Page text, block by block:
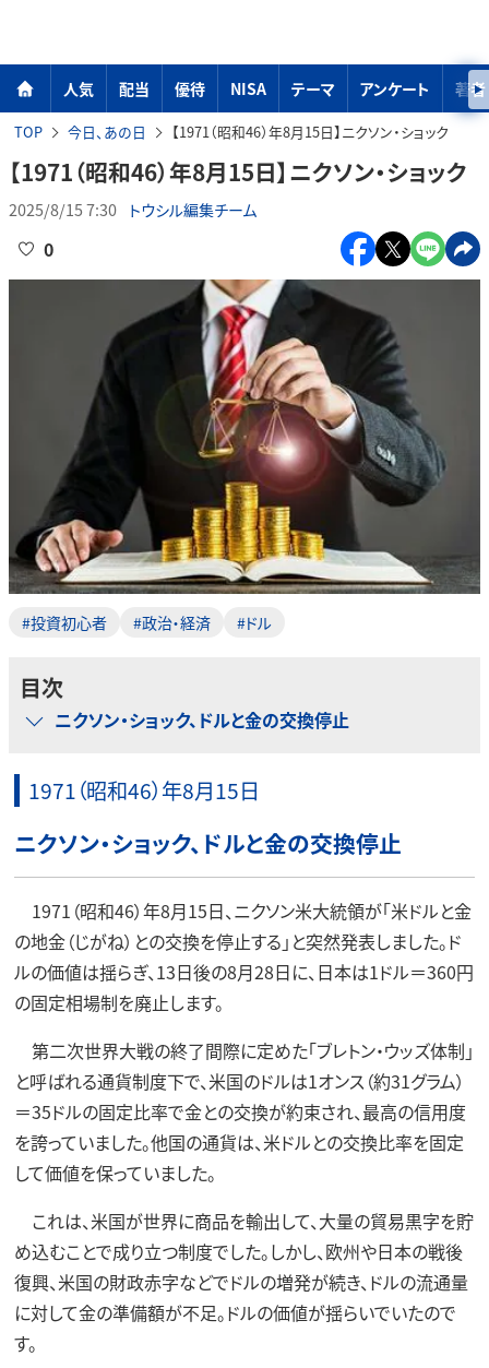
人気 配当 優待 NISA テーマ アンケート 著者
TOP 今日、あの日 【1971（昭和46）年8月15日】ニクソン・ショック
【1971（昭和46）年8月15日】ニクソン・ショック
2025/8/15 7:30 トウシル編集チーム
0
#投資初心者 #政治・経済 #ドル
目次
ニクソン・ショック、ドルと金の交換停止
1971（昭和46）年8月15日
ニクソン・ショック、ドルと金の交換停止
1971（昭和46）年8月15日、ニクソン米大統領が「米ドルと金
の地金（じがね）との交換を停止する」と突然発表しました。ド
ルの価値は揺らぎ、13日後の8月28日に、日本は1ドル＝360円
の固定相場制を廃止します。
第二次世界大戦の終了間際に定めた「ブレトン・ウッズ体制」
と呼ばれる通貨制度下で、米国のドルは1オンス（約31グラム）
＝35ドルの固定比率で金との交換が約束され、最高の信用度
を誇っていました。他国の通貨は、米ドルとの交換比率を固定
して価値を保っていました。
これは、米国が世界に商品を輸出して、大量の貿易黒字を貯
め込むことで成り立つ制度でした。しかし、欧州や日本の戦後
復興、米国の財政赤字などでドルの増発が続き、ドルの流通量
に対して金の準備額が不足。ドルの価値が揺らいでいたので
す。